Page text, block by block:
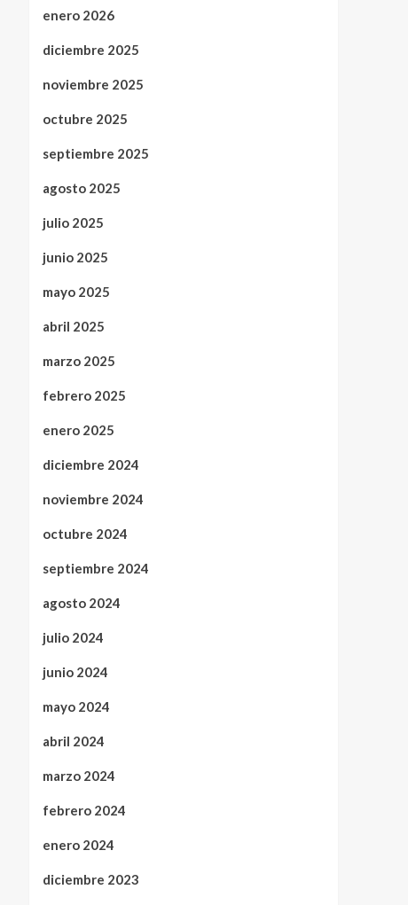
enero 2026
diciembre 2025
noviembre 2025
octubre 2025
septiembre 2025
agosto 2025
julio 2025
junio 2025
mayo 2025
abril 2025
marzo 2025
febrero 2025
enero 2025
diciembre 2024
noviembre 2024
octubre 2024
septiembre 2024
agosto 2024
julio 2024
junio 2024
mayo 2024
abril 2024
marzo 2024
febrero 2024
enero 2024
diciembre 2023